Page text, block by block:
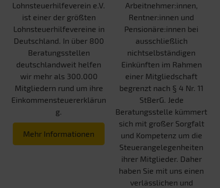
Lohnsteuerhilfeverein e.V.
ist einer der größten
Lohnsteuerhilfevereine in
Deutschland. In über 800
Beratungsstellen
deutschlandweit helfen
wir mehr als 300.000
Mitgliedern rund um ihre
Einkommensteuererklärun
g.
Mehr Informationen
Arbeitnehmer:innen,
Rentner:innen und
Pensionäre:innen bei
ausschließlich
nichtselbständigen
Einkünften im Rahmen
einer Mitgliedschaft
begrenzt nach § 4 Nr. 11
StBerG. Jede
Beratungsstelle kümmert
sich mit großer Sorgfalt
und Kompetenz um die
Steuerangelegenheiten
ihrer Mitglieder. Daher
haben Sie mit uns einen
verlässlichen und